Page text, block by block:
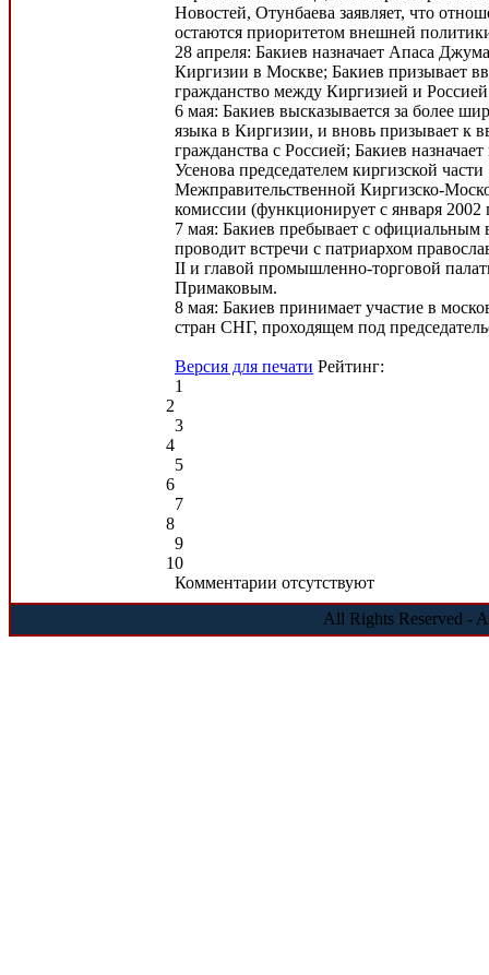
Новостей, Отунбаева заявляет, что
остаются приоритетом внешней
28 апреля: Бакиев назначает Апаса
Киргизии в Москве; Бакиев призывает
гражданство между Киргизией и
6 мая: Бакиев высказывается за более
языка в Киргизии, и вновь призывает к
гражданства с Россией; Бакиев
Усенова председателем киргизской части
Межправительственной Киргизско-
комиссии (функционирует с января 2002
7 мая: Бакиев пребывает с официальным
проводит встречи с патриархом
II и главой промышленно-торговой
Примаковым.
8 мая: Бакиев принимает участие в
стран СНГ, проходящем под
Версия для печати Рейтинг:
1
2
3
4
5
6
7
8
9
10
Комментарии отсутствуют
All Rights Reserved -